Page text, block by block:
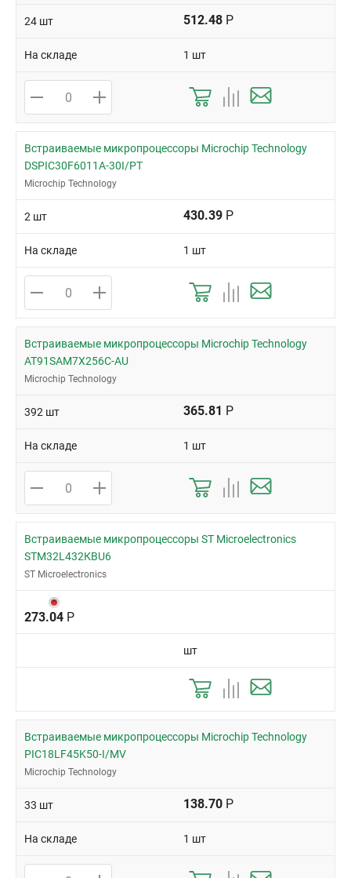
24 шт 512.48 Р
На складе 1 шт
Встраиваемые микропроцессоры Microchip Technology
DSPIC30F6011A-30I/PT
Microchip Technology
2 шт 430.39 Р
На складе 1 шт
Встраиваемые микропроцессоры Microchip Technology
AT91SAM7X256C-AU
Microchip Technology
392 шт 365.81 Р
На складе 1 шт
Встраиваемые микропроцессоры ST Microelectronics
STM32L432КBU6
ST Microelectronics
273.04 Р
шт
Встраиваемые микропроцессоры Microchip Technology
PIC18LF45K50-I/MV
Microchip Technology
33 шт 138.70 Р
На складе 1 шт